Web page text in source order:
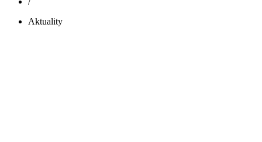
Aktuality